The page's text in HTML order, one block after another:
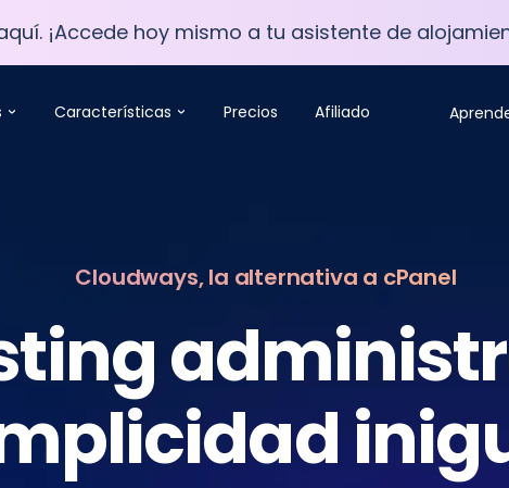
¡Accede hoy mismo a tu asistente de
Características Precios Afiliado
Cloudways, la alternativa a cPanel